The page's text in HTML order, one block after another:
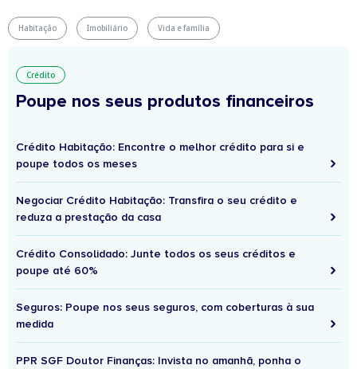
Habitação Imobiliário Vida e família
Crédito
Poupe nos seus produtos financeiros
Crédito Habitação: Encontre o melhor crédito para si e
poupe todos os meses
Negociar Crédito Habitação: Transfira o seu crédito e
reduza a prestação da casa
Crédito Consolidado: Junte todos os seus créditos e
poupe até 60%
Seguros: Poupe nos seus seguros, com coberturas à sua
medida
PPR SGF Doutor Finanças: Invista no amanhã, ponha o